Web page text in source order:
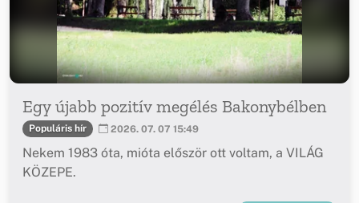
Egy újabb pozitív megélés Bakonybélben
Populáris hír 2026. 07. 07 15:49
Nekem 1983 óta, mióta először ott voltam, a VILÁG
KÖZEPE.